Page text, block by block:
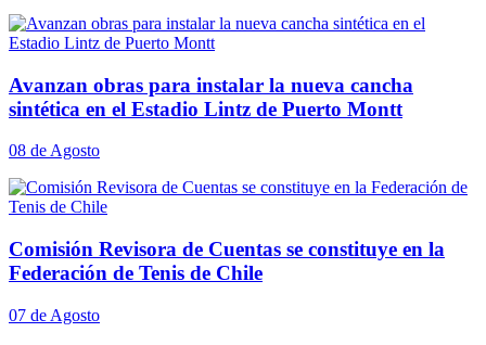
Avanzan obras para instalar la nueva cancha
sintética en el Estadio Lintz de Puerto Montt
08 de Agosto
Comisión Revisora de Cuentas se constituye en la
Federación de Tenis de Chile
07 de Agosto